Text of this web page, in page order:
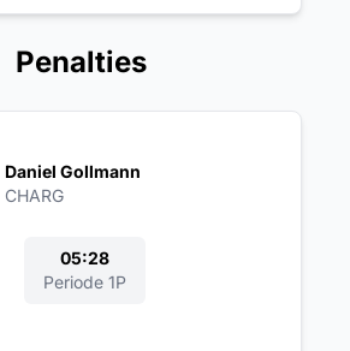
Penalties
Daniel Gollmann
CHARG
05:28
Periode 1P